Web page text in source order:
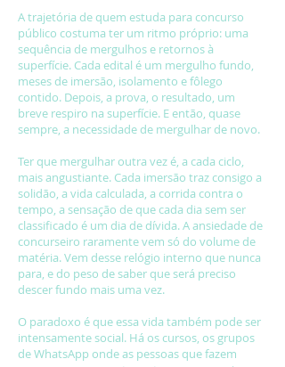
A trajetória de quem estuda para concurso
público costuma ter um ritmo próprio: uma
sequência de mergulhos e retornos à
superfície. Cada edital é um mergulho fundo,
meses de imersão, isolamento e fôlego
contido. Depois, a prova, o resultado, um
breve respiro na superfície. E então, quase
sempre, a necessidade de mergulhar de novo.
Ter que mergulhar outra vez é, a cada ciclo,
mais angustiante. Cada imersão traz consigo a
solidão, a vida calculada, a corrida contra o
tempo, a sensação de que cada dia sem ser
classificado é um dia de dívida. A ansiedade de
concurseiro raramente vem só do volume de
matéria. Vem desse relógio interno que nunca
para, e do peso de saber que será preciso
descer fundo mais uma vez.
O paradoxo é que essa vida também pode ser
intensamente social. Há os cursos, os grupos
de WhatsApp onde as pessoas que fazem